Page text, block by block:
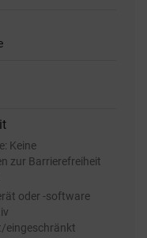
Keine
zur Barrierefreiheit
oder -software
eingeschränkt